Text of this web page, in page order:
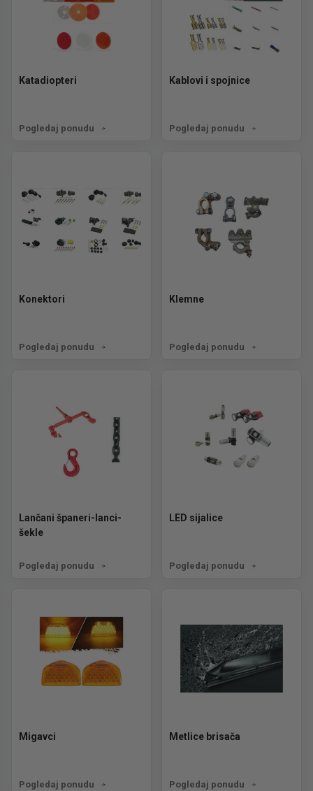
Katadiopteri
Pogledaj ponudu
Kablovi i spojnice
Pogledaj ponudu
Konektori
Pogledaj ponudu
Klemne
Pogledaj ponudu
Lančani španeri-lanci-
šekle
Pogledaj ponudu
LED sijalice
Pogledaj ponudu
Migavci
Pogledaj ponudu
Metlice brisača
Pogledaj ponudu